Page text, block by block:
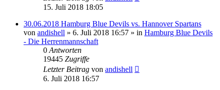
15. Juli 2018 18:05
30.06.2018 Hamburg Blue Devils vs. Hannover Spartans
von andishell » 6. Juli 2018 16:57 » in Hamburg Blue Devils
- Die Herrenmannschaft
0 Antworten
19445 Zugriffe
Letzter Beitrag von andishell
6. Juli 2018 16:57